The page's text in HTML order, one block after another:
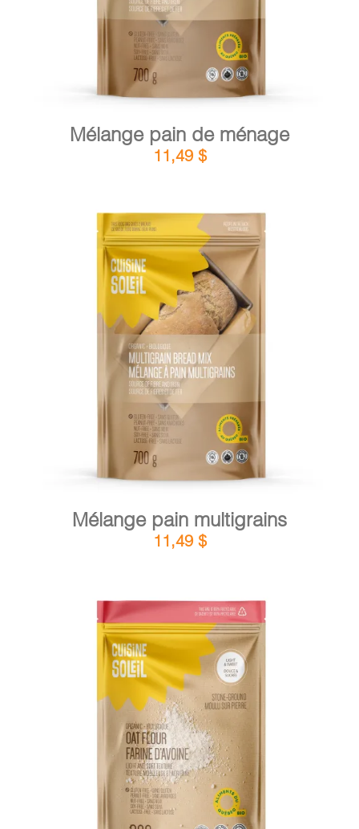
Mélange pain de ménage
11,49 $
AJOUTER AU PANIER / DÉTAILS
Mélange pain multigrains
11,49 $
AJOUTER AU PANIER / DÉTAILS